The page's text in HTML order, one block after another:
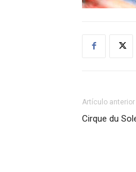
Artículo anterior
Cirque du